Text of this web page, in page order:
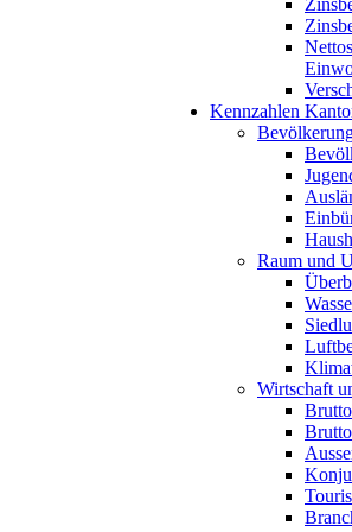
Kennzahlen
Raum und
Wirtschaft